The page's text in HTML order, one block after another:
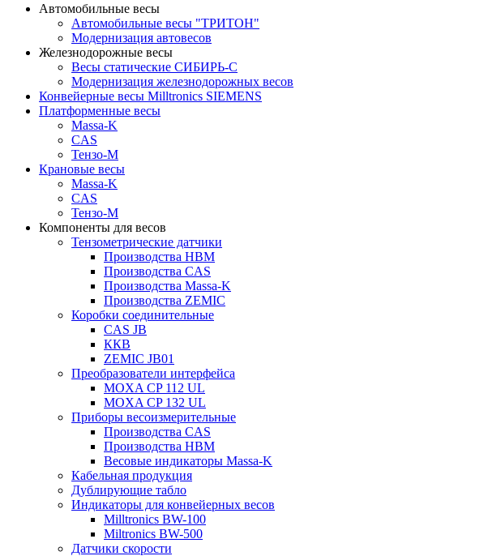
Автомобильные весы
Автомобильные весы "ТРИТОН"
Модернизация автовесов
Железнодорожные весы
Весы статические СИБИРЬ-С
Модернизация железнодорожных весов
Конвейерные весы Milltronics SIEMENS
Платформенные весы
Massa-K
CAS
Тензо-М
Крановые весы
Massa-K
CAS
Тензо-М
Компоненты для весов
Тензометрические датчики
Производства HBM
Производства CAS
Производства Massa-K
Производства ZEMIC
Коробки соединительные
CAS JB
ККВ
ZEMIC JB01
Преобразователи интерфейса
MOXA CP 112 UL
MOXA CP 132 UL
Приборы весоизмерительные
Производства CAS
Производства HBM
Весовые индикаторы Massa-K
Кабельная продукция
Дублирующие табло
Индикаторы для конвейерных весов
Milltronics BW-100
Miltronics BW-500
Датчики скорости